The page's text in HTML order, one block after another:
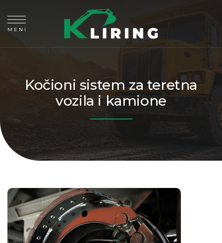
MENI
Kočioni sistem za teretna
vozila i kamione